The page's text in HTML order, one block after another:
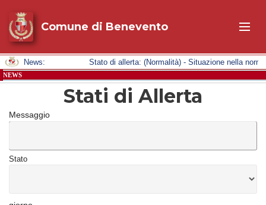
Comune di Benevento
News: Stato di allerta: (Normalità) - Situazione nella
NEWS